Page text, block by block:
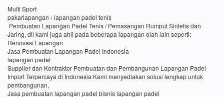
Multi Sport
pakarlapangan › lapangan padel tenis
Pembuatan Lapangan Padel Tenis / Pemasangan Rumput Sintetis dan
Jaring, dll kami juga ahli pada beberapa lapangan olah lain seperti:
Renovasi Lapangan
Jasa Pembuatan Lapangan Padel Indonesia
lapangan padel
Supplier dan Kontraktor Pembuatan dan Pembangunan Lapangan Padel
Import Terpercaya di Indonesia Kami menyediakan solusi lengkap untuk
pembangunan,
Jasa pembuatan lapangan padel bisnis lapangan padel